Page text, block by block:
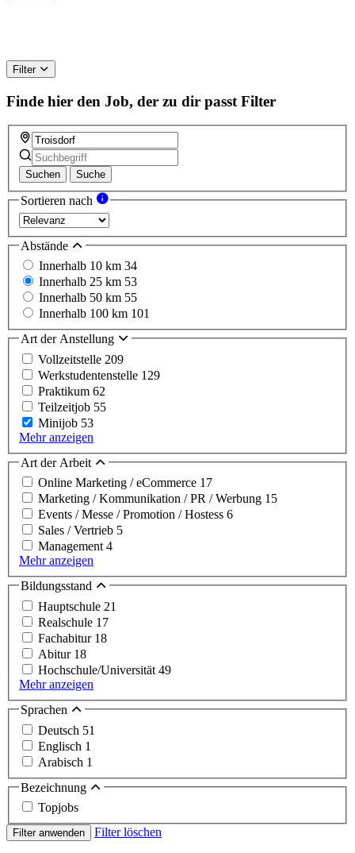
Filter
Finde hier den Job, der zu dir passt Filter
Suchen Suche
Sortieren nach
Abstände
Innerhalb 10 km 34
Innerhalb 25 km 53
Innerhalb 50 km 55
Innerhalb 100 km 101
Art der Anstellung
Vollzeitstelle 209
Werkstudentenstelle 129
Praktikum 62
Teilzeitjob 55
Minijob 53
Mehr anzeigen
Art der Arbeit
Online Marketing / eCommerce 17
Marketing / Kommunikation / PR / Werbung 15
Events / Messe / Promotion / Hostess 6
Sales / Vertrieb 5
Management4
Mehr anzeigen
Bildungsstand
Hauptschule 21
Realschule 17
Fachabitur 18
Abitur 18
Hochschule/Universität 49
Mehr anzeigen
Sprachen
Deutsch 51
Englisch 1
Arabisch 1
Bezeichnung
Topjobs
Filter anwenden Filter löschen